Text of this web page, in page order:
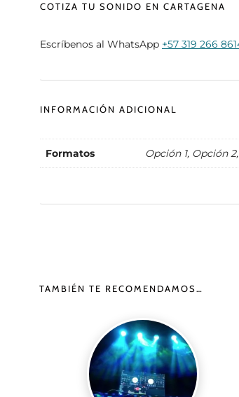
COTIZA TU SONIDO EN CARTAGENA
Escríbenos al WhatsApp +57 319 266
INFORMACIÓN ADICIONAL
Formatos Opción 1, Opción
TAMBIÉN TE RECOMENDAMOS…